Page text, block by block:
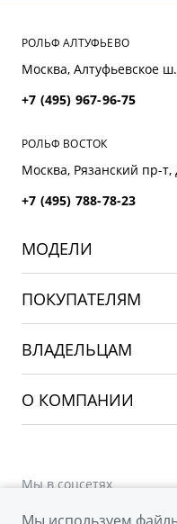
РОЛЬФ АЛТУФЬЕВО
Москва, Алтуфьевское
+7 (495) 967-96-75
РОЛЬФ ВОСТОК
Москва, Рязанский пр-т,
+7 (495) 788-78-23
МОДЕЛИ
EX5
PREFACE
CITYRAY
ПОКУПАТЕЛЯМ
ВЛАДЕЛЬЦАМ
О КОМПАНИИ
Мы в соцсетях